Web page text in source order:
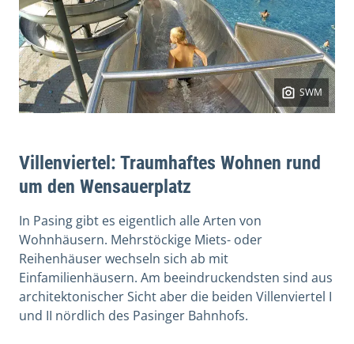
SWM
Villenviertel: Traumhaftes Wohnen rund
um den Wensauerplatz
In Pasing gibt es eigentlich alle Arten von
Wohnhäusern. Mehrstöckige Miets- oder
Reihenhäuser wechseln sich ab mit
Einfamilienhäusern. Am beeindruckendsten sind aus
architektonischer Sicht aber die beiden Villenviertel I
und II nördlich des Pasinger Bahnhofs.